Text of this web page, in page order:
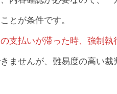
とが条件です。
支払いが滞った時、強制執
ませんが、難易度の高い